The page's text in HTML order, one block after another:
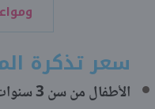
سعر تذكرة
الأطفال من سن 3 سنوات إلى 10 سنوات: 120 جنيه.